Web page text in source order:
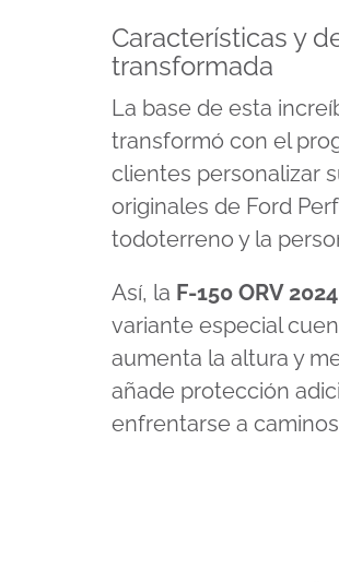
Características y
transformada
La base de esta
transformó con el
clientes personalizar
originales de Ford
todoterreno y la
Así, la F-150 ORV 2024
variante especial
aumenta la altura y
añade protección
enfrentarse a